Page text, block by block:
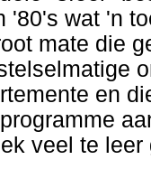
'80's wat 'n
mate die
en
veel te leer